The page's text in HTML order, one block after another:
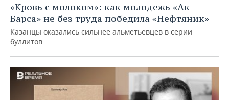
«Кровь с молоком»: как молодежь «Ак
Барса» не без труда победила «Нефтяник»
Казанцы оказались сильнее альметьевцев в серии
буллитов